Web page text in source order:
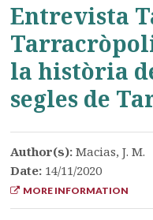
Entrevista
la història
segles de
Author(s):Macias, J. M.
Date: 14/11/2020
MORE INFORMATION